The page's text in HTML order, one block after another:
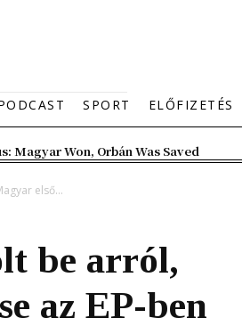
SPORT ELŐFIZETÉS
Magyar Won, Orbán Was Saved
első...
be arról,
az EP-ben